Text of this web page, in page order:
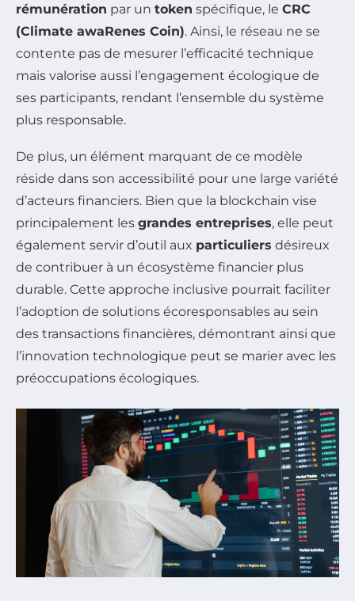
rémunération par un token spécifique, le CRC
(Climate awaRenes Coin). Ainsi, le réseau ne se
contente pas de mesurer l’efficacité technique
mais valorise aussi l’engagement écologique de
ses participants, rendant l’ensemble du système
plus responsable.
De plus, un élément marquant de ce modèle
réside dans son accessibilité pour une large variété
d’acteurs financiers. Bien que la blockchain vise
principalement les grandes entreprises, elle peut
également servir d’outil aux particuliers désireux
de contribuer à un écosystème financier plus
durable. Cette approche inclusive pourrait faciliter
l’adoption de solutions écoresponsables au sein
des transactions financières, démontrant ainsi que
l’innovation technologique peut se marier avec les
préoccupations écologiques.